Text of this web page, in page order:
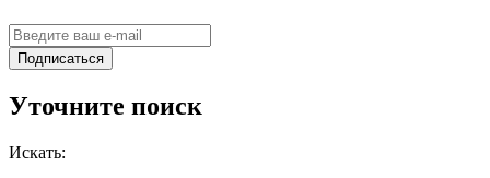
Подписаться
Уточните поиск
Искать: